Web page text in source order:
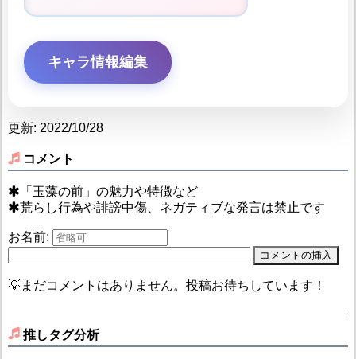
キャラ情報編集
更新: 2022/10/28
コメント
「玉藻の前」の魅力や特徴など
荒らし行為や誹謗中傷、ネガティブな発言は禁止です
お名前:
💡まだコメントはありません。投稿お待ちしています！
↑
推しタグ分析